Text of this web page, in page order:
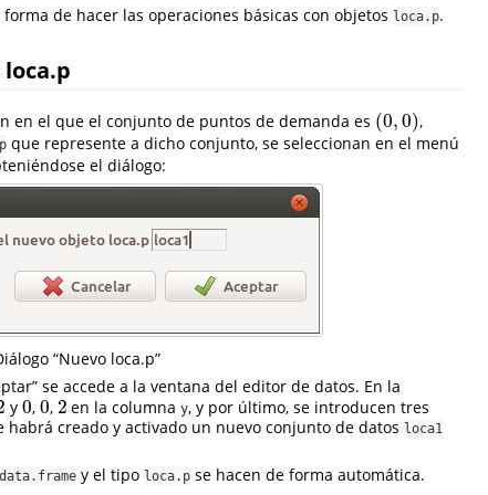
de hacer las operaciones básicas con objetos loca.p.
en el que el conjunto de puntos de demanda es (0,0)
(0,0 ) ,
que represente a dicho conjunto, se seleccionan en el menú
el diálogo:
“Nuevo loca.p”
se accede a la ventana del editor de datos. En la
y 0
0, 0
0, 2
2 en la columnay, y por último, se introducen tres
habrá creado y activado un nuevo conjunto de datos loca1
data.frame y el tipo loca.p se hacen de forma automática.